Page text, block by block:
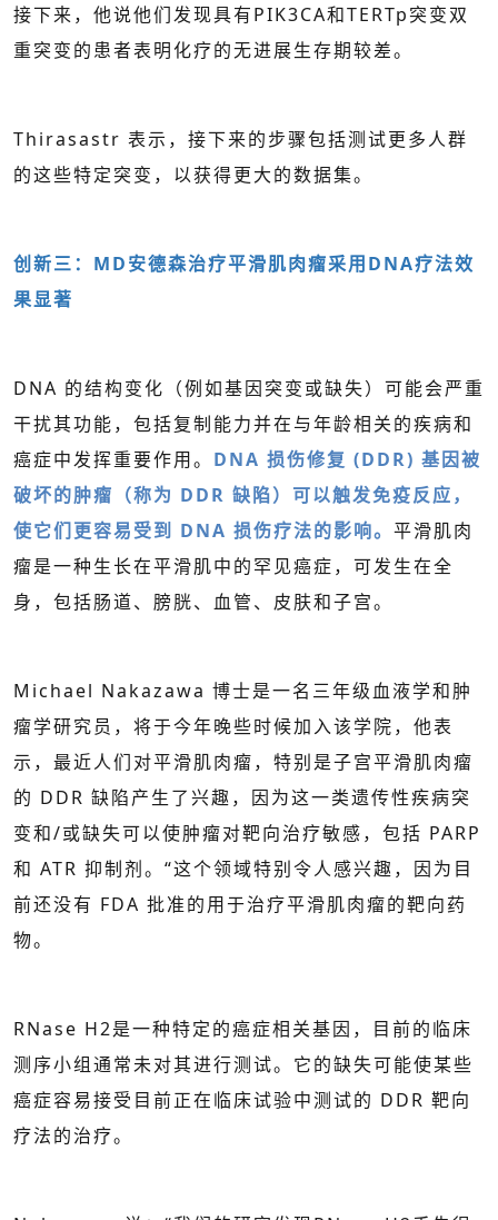
接下来，他说他们发现具有PIK3CA和TERTp突变双
重突变的患者表明化疗的无进展生存期较差。
Thirasastr 表示，接下来的步骤包括测试更多人群
的这些特定突变，以获得更大的数据集。
创新三：MD安德森治疗平滑肌肉瘤采用DNA疗法效
果显著
DNA 的结构变化（例如基因突变或缺失）可能会严重
干扰其功能，包括复制能力并在与年龄相关的疾病和
癌症中发挥重要作用。 DNA 损伤修复 (DDR) 基因被
破坏的肿瘤（称为 DDR 缺陷）可以触发免疫反应，
使它们更容易受到 DNA 损伤疗法的影响。 平滑肌肉
瘤是一种生长在平滑肌中的罕见癌症，可发生在全
身，包括肠道、膀胱、血管、皮肤和子宫。
Michael Nakazawa 博士是一名三年级血液学和肿
瘤学研究员，将于今年晚些时候加入该学院，他表
示，最近人们对平滑肌肉瘤，特别是子宫平滑肌肉瘤
的 DDR 缺陷产生了兴趣，因为这一类遗传性疾病突
变和/或缺失可以使肿瘤对靶向治疗敏感，包括 PARP
和 ATR 抑制剂。“这个领域特别令人感兴趣，因为目
前还没有 FDA 批准的用于治疗平滑肌肉瘤的靶向药
物。
RNase H2是一种特定的癌症相关基因，目前的临床
测序小组通常未对其进行测试。它的缺失可能使某些
癌症容易接受目前正在临床试验中测试的 DDR 靶向
疗法的治疗。